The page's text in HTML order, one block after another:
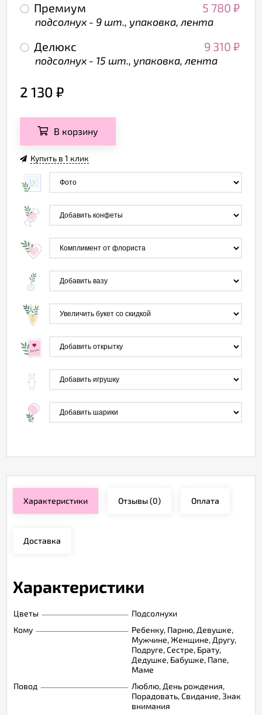
Премиум 5 780 ₽
подсолнух - 9 шт., упаковка, лента
Делюкс 9 310 ₽
подсолнух - 15 шт., упаковка, лента
2 130 ₽
В корзину
Купить в 1 клик
Характеристики Отзывы(0) Оплата
Доставка
Характеристики
Цветы
Подсолнухи
Кому
Ребенку, Парню, Девушке,
Мужчине, Женщине, Другу,
Подруге, Сестре, Брату,
Дедушке, Бабушке, Папе,
Маме
Повод
Люблю, День рождения,
Порадовать, Свидание, Знак
внимания